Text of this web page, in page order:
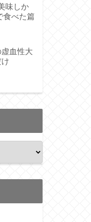
味しか
食べた篇
血性大